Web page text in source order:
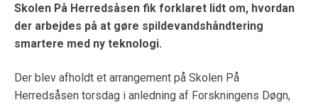
Skolen På Herredsåsen fik forklaret lidt om, hvordan
der arbejdes på at gøre spildevandshåndtering
smartere med ny teknologi.
Der blev afholdt et arrangement på Skolen På
Herredsåsen torsdag i anledning af Forskningens Døgn,